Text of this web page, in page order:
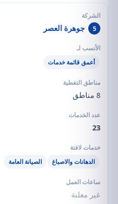
5 جوهرة العصر
أعمق قائمة خدمات
8 مناطق
23
الدهانات والاصباغ الصيانة العامة
غير معلنة